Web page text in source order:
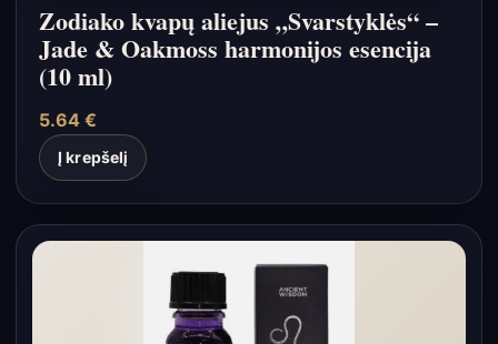
Zodiako kvapų aliejus „Svarstyklės“ –
Jade & Oakmoss harmonijos esencija
(10 ml)
5.64 €
Į krepšelį